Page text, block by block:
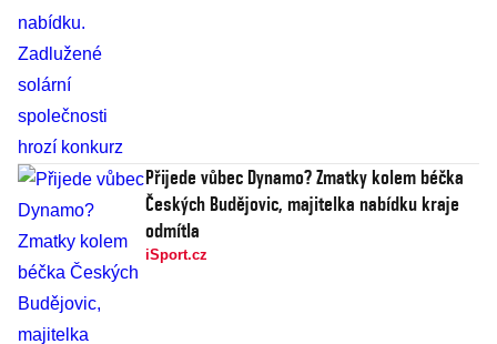
Přijede vůbec Dynamo? Zmatky kolem béčka
Českých Budějovic, majitelka nabídku kraje
odmítla
iSport.cz